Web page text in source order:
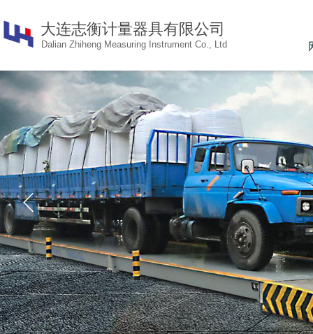
大连志衡计量器具有限公司
Dalian Zhiheng Measuring Instrument Co., Ltd